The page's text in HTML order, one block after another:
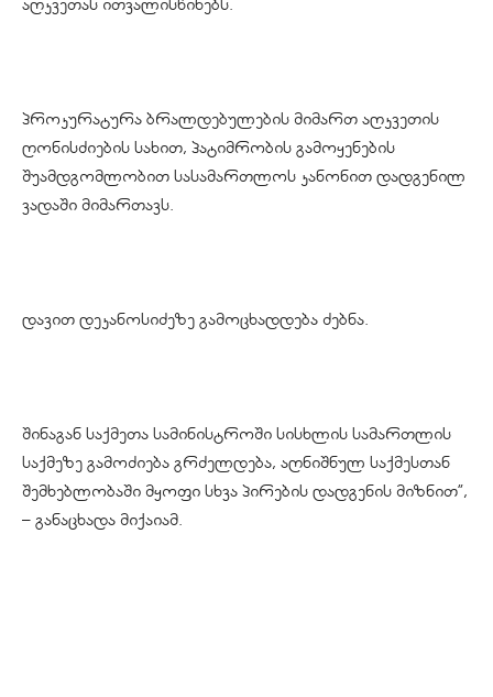
აღკვეთას ითვალისწინებს.
პროკურატურა ბრალდებულების მიმართ აღკვეთის
ღონისძიების სახით, პატიმრობის გამოყენების
შუამდგომლობით სასამართლოს კანონით დადგენილ
ვადაში მიმართავს.
დავით დეკანოსიძეზე გამოცხადდება ძებნა.
შინაგან საქმეთა სამინისტროში სისხლის სამართლის
საქმეზე გამოძიება გრძელდება, აღნიშნულ საქმესთან
შემხებლობაში მყოფი სხვა პირების დადგენის მიზნით”,
– განაცხადა მიქაიამ.